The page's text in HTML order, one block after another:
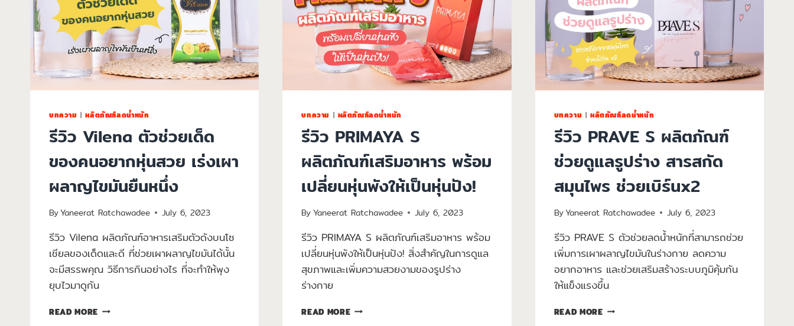
บทความ |ผลิตภัณฑ์ลดน้ำหนัก
รีวิว Vilena ตัวช่วยเด็ด
ของคนอยากหุ่นสวย เร่งเผา
ผลาญไขมันยืนหนึ่ง
ByYaneerat Ratchawadee July 6, 2023
รีวิว Vilena ผลิตภัณฑ์อาหารเสริมตัวดังบนโซ
เชียลของเด็ดและดี ที่ช่วยเผาผลาญไขมันได้นั้น
จะมีสรรพคุณ วิธีการกินอย่างไร ที่จะทำให้พุง
ยุบไวมาดูกัน
READ MORE
บทความ | ผลิตภัณฑ์ลดน้ำหนัก
รีวิว PRIMAYA S
ผลิตภัณฑ์เสริมอาหาร พร้อม
เปลี่ยนหุ่นพังให้เป็นหุ่นปัง!
ByYaneerat Ratchawadee July 6, 2023
รีวิว PRIMAYA S ผลิตภัณฑ์เสริมอาหาร พร้อม
เปลี่ยนหุ่นพังให้เป็นหุ่นปัง! สิ่งสำคัญในการดูแล
สุขภาพและเพิ่มความสวยงามของรูปร่าง
ร่างกาย
READ MORE
บทความ |ผลิตภัณฑ์ลดน้ำหนัก
รีวิว PRAVE S ผลิตภัณฑ์
ช่วยดูแลรูปร่าง สารสกัด
สมุนไพร ช่วยเบิร์นx2
ByYaneerat Ratchawadee July 6, 2023
รีวิว PRAVE S ตัวช่วยลดน้ำหนักที่สามารถช่วย
เพิ่มการเผาผลาญไขมันในร่างกาย ลดความ
อยากอาหาร และช่วยเสริมสร้างระบบภูมิคุ้มกัน
ให้แข็งแรงขึ้น
READ MORE